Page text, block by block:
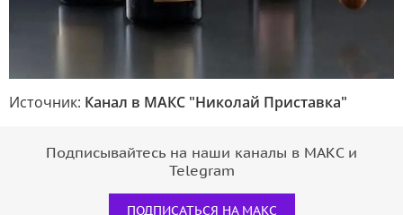
Источник: Канал в МАКС "Николай Приставка"
Подписывайтесь на наши каналы в МАКС и
Telegram
ПОДПИСАТЬСЯ НА МАКС